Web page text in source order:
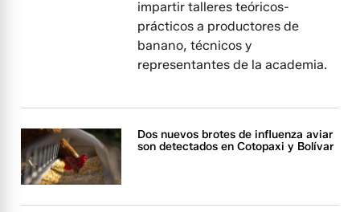
impartir talleres teóricos-
prácticos a productores de
banano, técnicos y
representantes de la academia.
Dos nuevos brotes de influenza aviar
son detectados en Cotopaxi y Bolívar